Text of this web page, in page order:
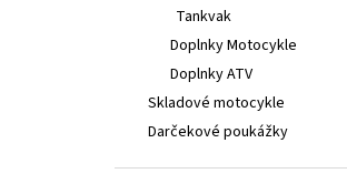
Tankvak
Doplnky Motocykle
Doplnky ATV
Skladové motocykle
Darčekové poukážky